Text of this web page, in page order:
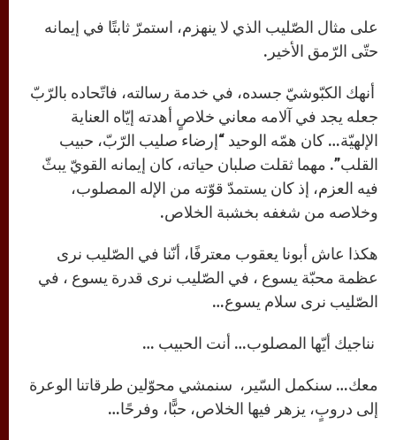
على مثال الصّليب الذي لا ينهزم، استمرّ ثابتًا في إيمانه
حتّى الرّمق الأخير.
أنهك الكبّوشيّ جسده، في خدمة رسالته، فاتّحاده بالرّبّ
جعله يجد في آلامه معاني خلاصٍ أهدته إيّاه العناية
الإلهيّة… كان همّه الوحيد “إرضاء صليب الرّبّ، حبيب
القلب”. مهما ثقلت صلبان حياته، كان إيمانه القويّ يبثّ
فيه العزم، إذ كان يستمدّ قوّته من الإله المصلوب،
وخلاصه من شغفه بخشبة الخلاص.
هكذا عاش أبونا يعقوب معترفًا، أنّنا في الصّليب نرى
عظمة محبّة يسوع ، في الصّليب نرى قدرة يسوع ، في
الصّليب نرى سلام يسوع…
نناجيك أيّها المصلوب… أنت الحبيب …
معك… سنكمل السّير، سنمشي محوّلين طرقاتنا الوعرة
إلى دروبٍ، يزهر فيها الخلاص، حبًّا، وفرحًا…